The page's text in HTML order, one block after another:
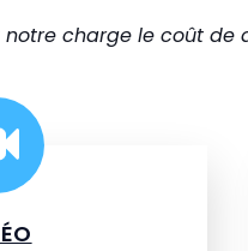
notre charge le coût de